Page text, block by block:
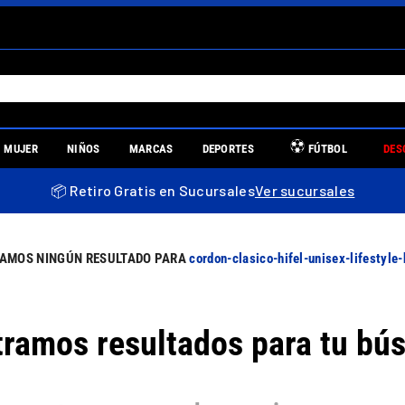
MUJER NIÑOS MARCAS DEPORTES FÚTBOL
📦 Retiro Gratis en SucursalesVer sucursales
cordon-clasico-hifel-unisex-
resultados para tu
MÁS BUSCADOS